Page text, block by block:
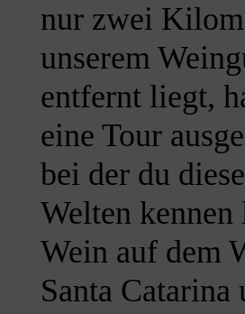
nur zwei
unserem
entfernt liegt,
eine Tour
bei der du
Welten kennen
Wein auf dem
Santa Catarina